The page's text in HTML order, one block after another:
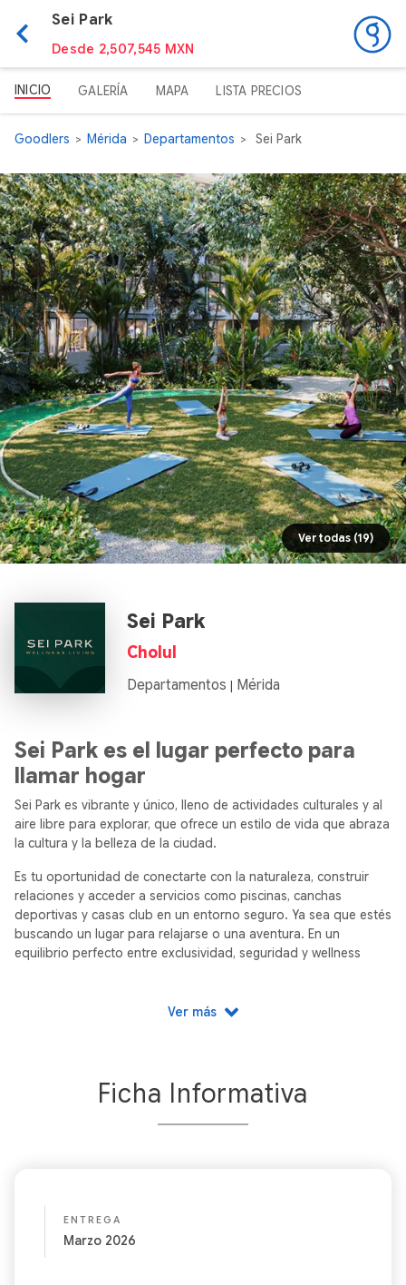
Sei Park
Desde 2,507,545 MXN
INICIO GALERÍA MAPA LISTA PRECIOS
Goodlers Mérida Departamentos Sei Park
Ver todas (19)
Sei Park
Cholul
Departamentos | Mérida
Sei Park es el lugar perfecto para
llamar hogar
Sei Park es vibrante y único, lleno de actividades culturales y al
aire libre para explorar, que ofrece un estilo de vida que abraza
la cultura y la belleza de la ciudad.
Es tu oportunidad de conectarte con la naturaleza, construir
relaciones y acceder a servicios como piscinas, canchas
deportivas y casas club en un entorno seguro. Ya sea que estés
buscando un lugar para relajarse o una aventura. En un
equilibrio perfecto entre exclusividad, seguridad y wellness
Ver más
Ficha Informativa
ENTREGA
Marzo 2026